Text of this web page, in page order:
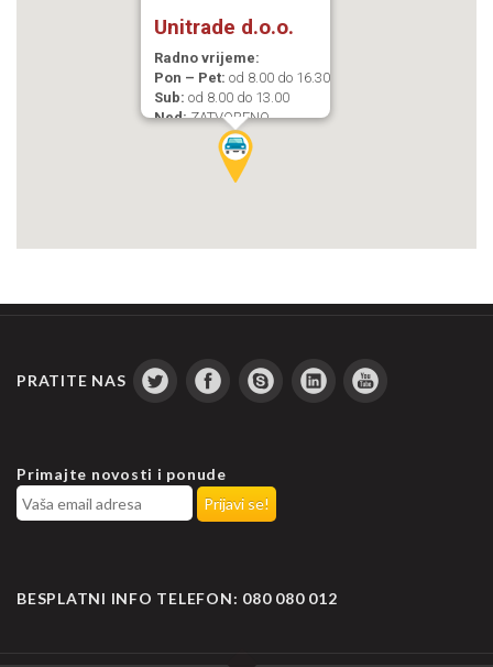
Unitrade d.o.o.
Radno vrijeme:
Pon – Pet: od 8.00 do 16.30
Sub: od 8.00 do 13.00
Ned:ZATVORENO
PRATITE NAS
Primajte novosti i ponude
BESPLATNI INFO TELEFON: 080 080 012